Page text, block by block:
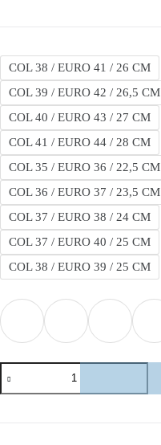
COL 38 / EURO 41 / 26 CM
COL 39 / EURO 42 / 26,5 CM
COL 40 / EURO 43 / 27 CM
COL 41 / EURO 44 / 28 CM
COL 35 / EURO 36 / 22,5 CM
COL 36 / EURO 37 / 23,5 CM
COL 37 / EURO 38 / 24 CM
COL 37 / EURO 40 / 25 CM
COL 38 / EURO 39 / 25 CM
Puma
Suede
Xl